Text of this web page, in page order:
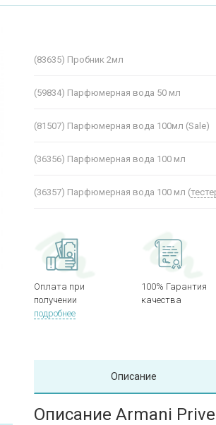
(83635) Пробник 2мл
(59834) Парфюмерная вода 50 мл
(81507) Парфюмерная вода 100мл (Sale)
(36356) Парфюмерная вода 100 мл
(36357) Парфюмерная вода 100 мл (
Оплата при
получении
подробнее
100% Гарантия
качества
Описание
Описание Armani